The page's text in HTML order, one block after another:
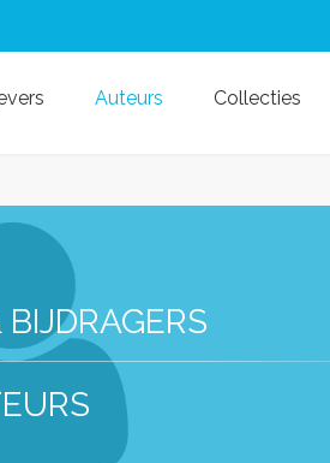
Auteurs Collecties